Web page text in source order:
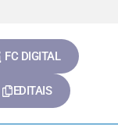
FC DIGITAL
EDITAIS